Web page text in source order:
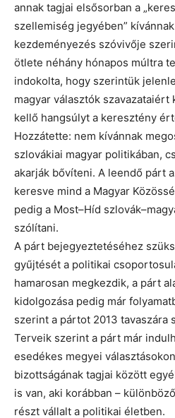
annak tagjai elsősorban a
szellemiség jegyében”
kezdeményezés szóvivője
ötlete néhány hónapos múltra
indokolta, hogy szerintük
magyar választók
kellő hangsúlyt a keresztény
Hozzátette: nem kívánnak
szlovákiai magyar politikában,
akarják bővíteni. A leendő párt
keresve mind a Magyar
pedig a Most–Híd
szólítani.
A párt bejegyeztetéséhez
gyűjtését a politikai
hamarosan megkezdik, a párt
kidolgozása pedig már
szerint a pártot 2013 tavaszára
Terveik szerint a párt már
esedékes megyei
bizottságának tagjai között
is van, aki korábban –
részt vállalt a politikai életben.